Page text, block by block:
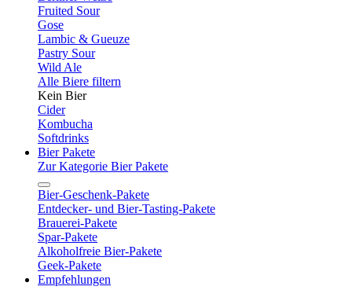
Fruited Sour
Gose
Lambic & Gueuze
Pastry Sour
Wild Ale
Alle Biere filtern
Kein Bier
Cider
Kombucha
Softdrinks
Bier Pakete
Zur Kategorie Bier Pakete
Bier-Geschenk-Pakete
Entdecker- und Bier-Tasting-Pakete
Brauerei-Pakete
Spar-Pakete
Alkoholfreie Bier-Pakete
Geek-Pakete
Empfehlungen